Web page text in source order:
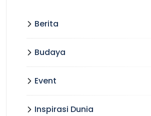
Berita
Budaya
Event
Inspirasi Dunia